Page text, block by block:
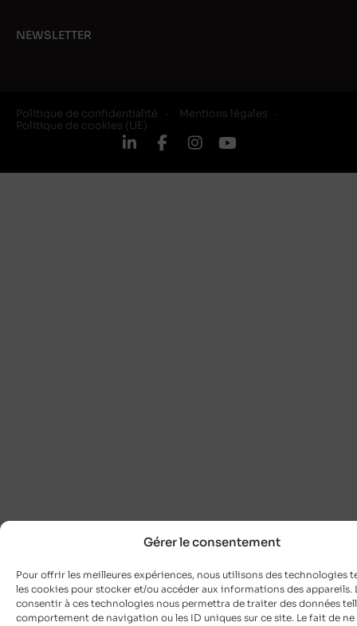
Gérer le consentement
Pour offrir les meilleures expériences, nous utilisons des technologies
les cookies pour stocker et/ou accéder aux informations des appareils.
consentir à ces technologies nous permettra de traiter des données
comportement de navigation ou les ID uniques sur ce site. Le fait de ne
NEWSLETTER
Politique de confidentialité
Mentions légales
Politique de cookies (UE)